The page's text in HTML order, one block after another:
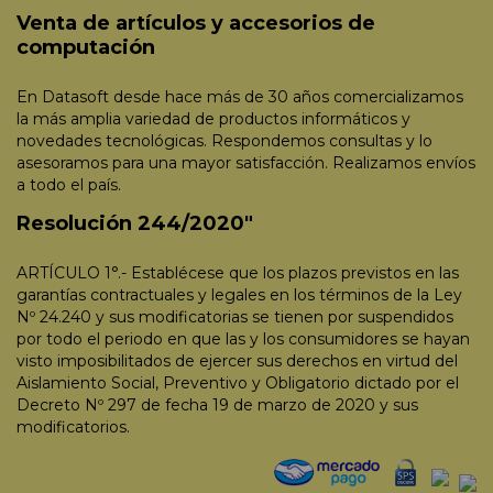
Venta de artículos y accesorios de
computación
En Datasoft desde hace más de 30 años comercializamos
la más amplia variedad de productos informáticos y
novedades tecnológicas. Respondemos consultas y lo
asesoramos para una mayor satisfacción. Realizamos envíos
a todo el país.
Resolución 244/2020"
ARTÍCULO 1°.- Establécese que los plazos previstos en las
garantías contractuales y legales en los términos de la Ley
Nº 24.240 y sus modificatorias se tienen por suspendidos
por todo el periodo en que las y los consumidores se hayan
visto imposibilitados de ejercer sus derechos en virtud del
Aislamiento Social, Preventivo y Obligatorio dictado por el
Decreto Nº 297 de fecha 19 de marzo de 2020 y sus
modificatorios.